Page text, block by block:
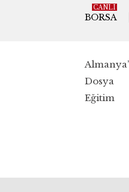
BORSA
CANLI
Dosya
Eğitim